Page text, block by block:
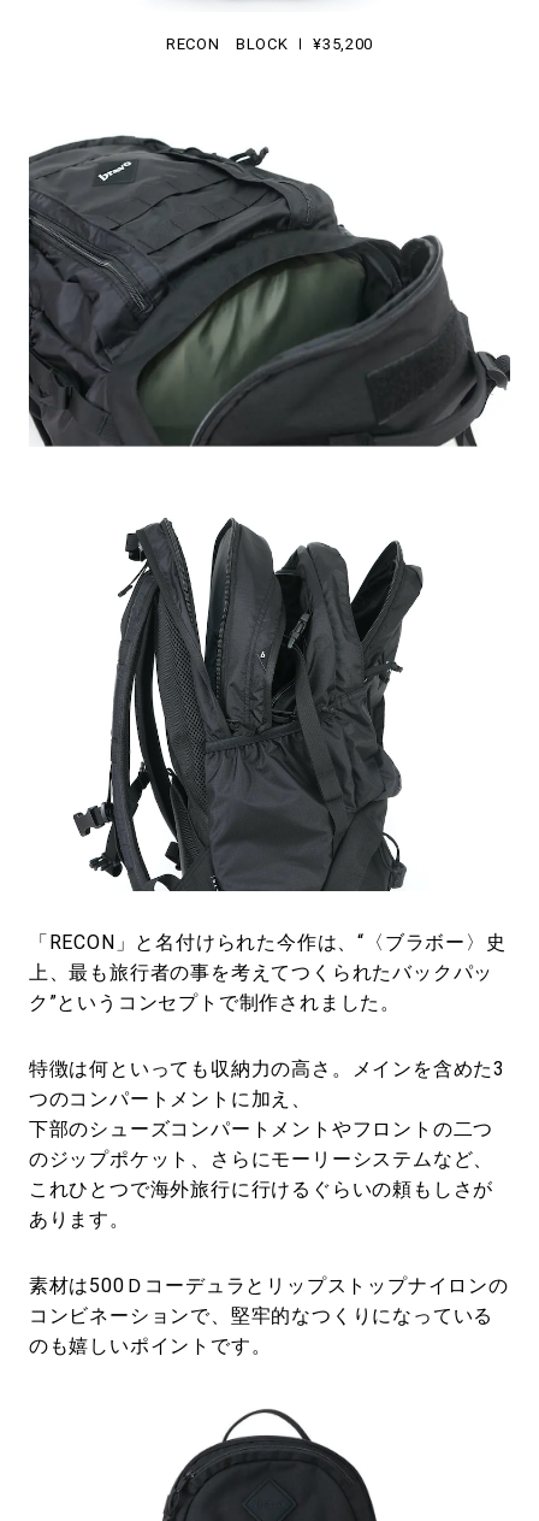
RECON BLOCK Ⅰ ¥35,200
「RECON」と名付けられた今作は、“〈ブラボー〉史
上、最も旅行者の事を考えてつくられたバックパッ
ク”というコンセプトで制作されました。
特徴は何といっても収納力の高さ。メインを含めた3
つのコンパートメントに加え、
下部のシューズコンパートメントやフロントの二つ
のジップポケット、さらにモーリーシステムなど、
これひとつで海外旅行に行けるぐらいの頼もしさが
あります。
素材は500Ｄコーデュラとリップストップナイロンの
コンビネーションで、堅牢的なつくりになっている
のも嬉しいポイントです。